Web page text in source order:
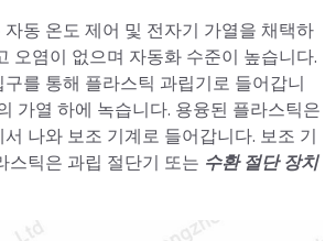
동 온도 제어 및 전자기 가열을 채택하
오염이 없으며 자동화 수준이 높습니다.
를 통해 플라스틱 과립기로 들어갑니
가열 하에 녹습니다. 용융된 플라스틱은
나와 보조 기계로 들어갑니다. 보조 기
스틱은 과립 절단기 또는 수환 절단 장치